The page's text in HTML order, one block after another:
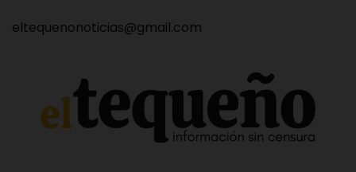
eltequenonoticias@gmail.com